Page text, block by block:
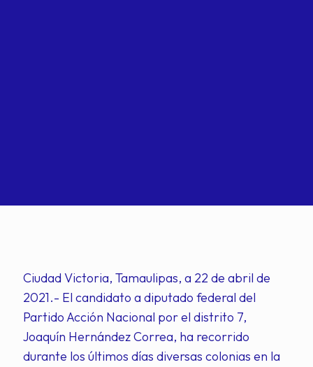
Ciudad Victoria, Tamaulipas, a 22 de abril de
2021.- El candidato a diputado federal del
Partido Acción Nacional por el distrito 7,
Joaquín Hernández Correa, ha recorrido
durante los últimos días diversas colonias en la